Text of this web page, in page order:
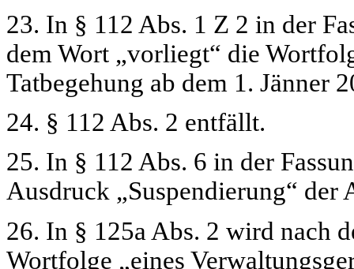
23. In § 112 Abs. 1 Z 2 in der
dem Wort „vorliegt“ die
Tatbegehung ab dem 1. Jänner
24. § 112 Abs. 2 entfällt.
25. In § 112 Abs. 6 in der
Ausdruck „Suspendierung“ der
26. In § 125a Abs. 2 wird nach
Wortfolge „eines